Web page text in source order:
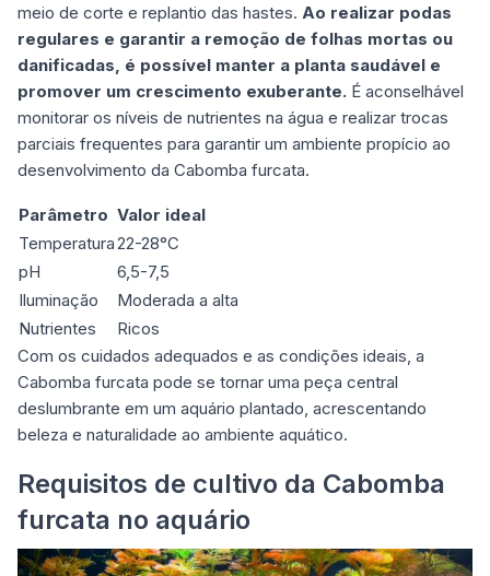
meio de corte e replantio das hastes. Ao realizar podas
regulares e garantir a remoção de folhas mortas ou
danificadas, é possível manter a planta saudável e
promover um crescimento exuberante. É aconselhável
monitorar os níveis de nutrientes na água e realizar trocas
parciais frequentes para garantir um ambiente propício ao
desenvolvimento da Cabomba furcata.
Parâmetro Valor ideal
Temperatura22-28°C
pH
6,5-7,5
Iluminação
Moderada a alta
Nutrientes
Ricos
Com os cuidados adequados e as condições ideais, a
Cabomba furcata pode se tornar uma peça central
deslumbrante em um aquário plantado, acrescentando
beleza e naturalidade ao ambiente aquático.
Requisitos de cultivo da Cabomba
furcata no aquário